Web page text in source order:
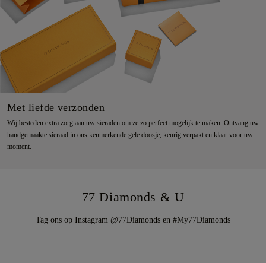
Met liefde verzonden
Wij besteden extra zorg aan uw sieraden om ze zo perfect mogelijk te maken. Ontvang uw
handgemaakte sieraad in ons kenmerkende gele doosje, keurig verpakt en klaar voor uw
moment.
77 Diamonds & U
Tag ons op Instagram @77Diamonds en #My77Diamonds